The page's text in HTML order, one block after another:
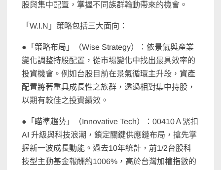
股與集中配置，掌握不同族群輪動帶來的機會。
「W.I.N」策略包括三大面向：
●「策略布局」（Wise Strategy）：依景氣與產業
變化調整持股配置，從市場變化中找出最具效率的
投資機會。例如台股目前在景氣循環主升段，資產
配置將著重具成長性之族群，透過相對集中持股，
以期有較佳之投資績效。
●「瞄準趨勢」（Innovative Tech）：00410Ａ緊扣
AI 升級與科技浪潮，鎖定關鍵供應鏈布局，搶先掌
握新一波成長動能。過去10年統計，前1/2台股科
技型主動基金報酬約1006%，高於台灣加權指數的